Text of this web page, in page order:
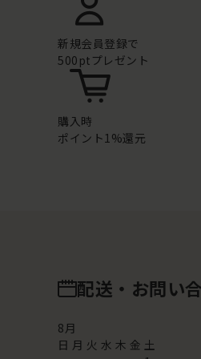
新規会員登録で
500ptプレゼント
購入時
ポイント1%還元
配送・お問い
8月
日 月 火 水 木 金 土